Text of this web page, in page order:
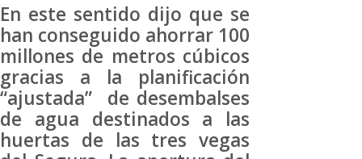
En este sentido dijo que se
han conseguido ahorrar 100
millones de metros cúbicos
gracias a la planificación
“ajustada” de desembalses
de agua destinados a las
huertas de las tres vegas